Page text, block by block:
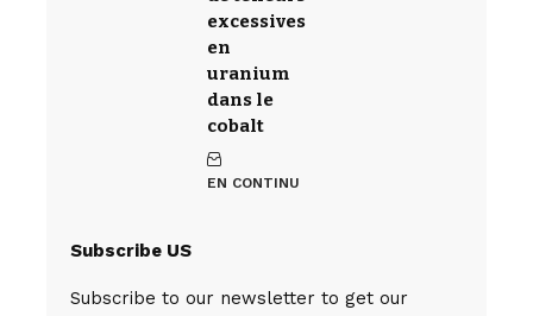
excessives
en
uranium
dans le
cobalt
EN CONTINU
Subscribe US
Subscribe to our newsletter to get our